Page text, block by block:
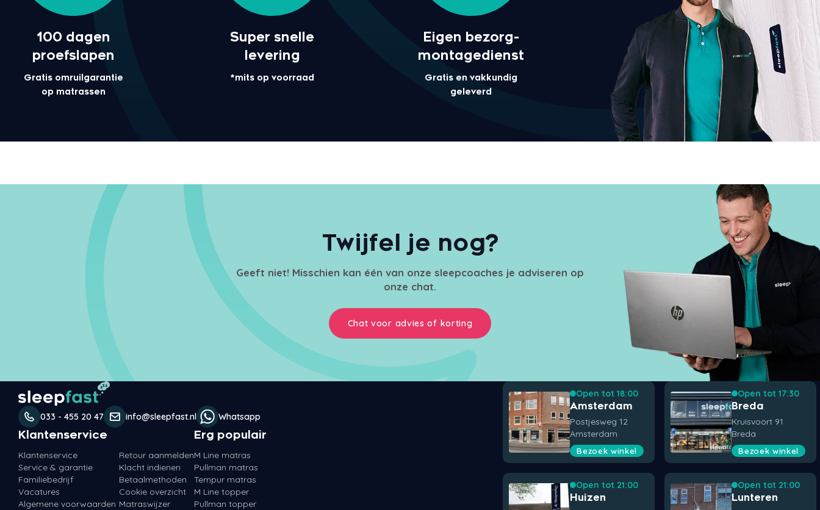
100 dagen
proefslapen
Gratis omruilgarantie
op matrassen
Super snelle
levering
*mits op voorraad
Eigen bezorg-
montagedienst
Gratis en vakkundig
geleverd
Twijfel je nog?
Geeft niet! Misschien kan één van onze sleepcoaches je adviseren op
onze chat.
Chat voor advies of korting
Open tot 18:00
Amsterdam
Postjesweg 12
Amsterdam
Bezoek winkel
Open tot 17:30
Breda
Kruisvoort 91
Breda
Bezoek winkel
Open tot 21:00
Huizen
Open tot 21:00
Lunteren
033 - 455 20 47 info@sleepfast.nl Whatsapp
Klantenservice
Klantenservice
Service & garantie
Familiebedrijf
Vacatures
Algemene voorwaarden
Retour aanmelden
Klacht indienen
Betaalmethoden
Cookie overzicht
Matraswijzer
Erg populair
M Line matras
Pullman matras
Tempur matras
M Line topper
Pullman topper